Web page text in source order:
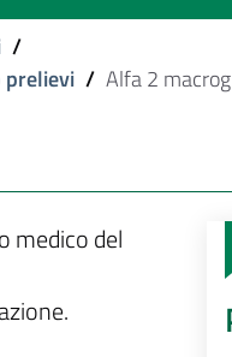
/
prelievi / Alfa 2
medico del